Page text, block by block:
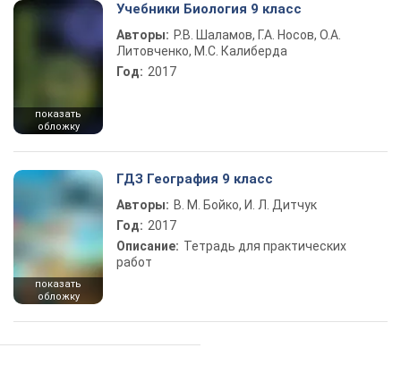
показать
обложку
Учебники Биология 9 класс
Авторы: Р.В. Шаламов, Г.А. Носов, О.А.
Литовченко, М.С. Калиберда
Год: 2017
показать
обложку
ГДЗ География 9 класс
Авторы: В. М. Бойко, И. Л. Дитчук
Год: 2017
Описание: Тетрадь для практических
работ